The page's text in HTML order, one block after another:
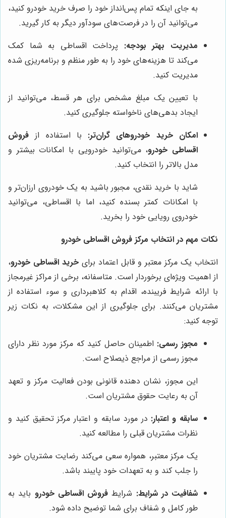
به جای اینکه تمام پس‌انداز خود را صرف خرید خودرو کنید،
می‌توانید آن را در فرصت‌های سودآور دیگر به کار گیرید.
مدیریت بهتر بودجه: پرداخت اقساطی به شما کمک
می‌کند تا هزینه‌های خود را به طور منظم و برنامه‌ریزی شده
مدیریت کنید.
با تعیین یک مبلغ مشخص برای هر قسط، می‌توانید از
ایجاد بدهی‌های ناخواسته جلوگیری کنید.
امکان خرید خودروهای گران‌تر: با استفاده از فروش
اقساطی خودرو، می‌توانید خودرویی با امکانات بیشتر و
مدل بالاتر را انتخاب کنید.
شاید با خرید نقدی، مجبور باشید به یک خودروی ارزان‌تر و
با امکانات کمتر بسنده کنید، اما با اقساطی، می‌توانید
خودروی رویایی خود را بخرید.
نکات مهم در انتخاب مرکز فروش اقساطی خودرو
انتخاب یک مرکز معتبر و قابل اعتماد برای خرید اقساطی خودرو،
از اهمیت ویژه‌ای برخوردار است. متاسفانه، برخی از مراکز غیرمجاز
با ارائه شرایط فریبنده، اقدام به کلاهبرداری و سوء استفاده از
مشتریان می‌کنند. برای جلوگیری از این مشکلات، به نکات زیر
توجه کنید:
مجوز رسمی: اطمینان حاصل کنید که مرکز مورد نظر دارای
مجوز رسمی از مراجع ذیصلاح است.
این مجوز، نشان دهنده قانونی بودن فعالیت مرکز و تعهد
آن به رعایت حقوق مشتریان است.
سابقه و اعتبار: در مورد سابقه و اعتبار مرکز تحقیق کنید و
نظرات مشتریان قبلی را مطالعه کنید.
یک مرکز معتبر، همواره سعی می‌کند رضایت مشتریان خود
را جلب کند و به تعهدات خود پایبند باشد.
شفافیت در شرایط: شرایط فروش اقساطی خودرو باید به
طور کامل و شفاف برای شما توضیح داده شود.